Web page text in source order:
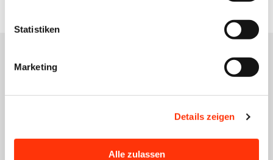
Statistiken
Marketing
Details zeigen
Alle zulassen